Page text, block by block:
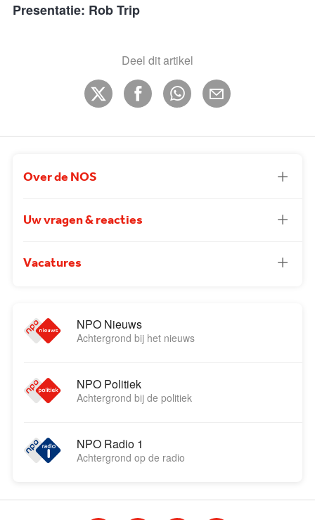
Presentatie: Rob Trip
Deel dit artikel
Over de NOS
Uw vragen & reacties
Vacatures
NPO Nieuws
Achtergrond bij het nieuws
NPO Politiek
Achtergrond bij de politiek
NPO Radio 1
Achtergrond op de radio